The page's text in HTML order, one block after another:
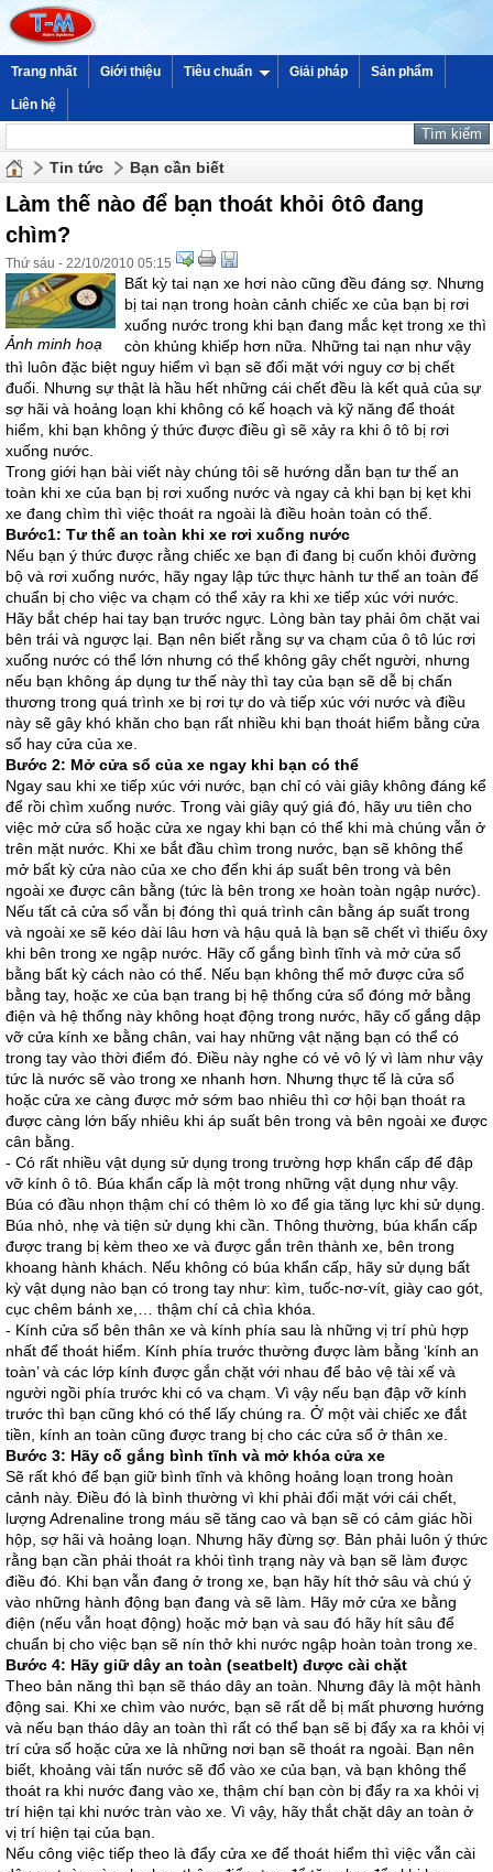
Trang nhất Giới thiệu Tiêu chuẩn Giải pháp Sản phẩm
Liên hệ
Tin tức Bạn cần biết
Làm thế nào để bạn thoát khỏi ôtô đang
chìm?
Thứ sáu - 22/10/2010 05:15
Ảnh minh hoạ
Bất kỳ tai nạn xe hơi nào cũng đều đáng sợ. Nhưng
bị tai nạn trong hoàn cảnh chiếc xe của bạn bị rơi
xuống nước trong khi bạn đang mắc kẹt trong xe thì
còn khủng khiếp hơn nữa. Những tai nạn như vậy
thì luôn đặc biệt nguy hiểm vì bạn sẽ đối mặt với nguy cơ bị chết
đuối. Nhưng sự thật là hầu hết những cái chết đều là kết quả của sự
sợ hãi và hoảng loạn khi không có kế hoạch và kỹ năng để thoát
hiểm, khi bạn không ý thức được điều gì sẽ xảy ra khi ô tô bị rơi
xuống nước.
Trong giới hạn bài viết này chúng tôi sẽ hướng dẫn bạn tư thế an
toàn khi xe của bạn bị rơi xuống nước và ngay cả khi bạn bị kẹt khi
xe đang chìm thì việc thoát ra ngoài là điều hoàn toàn có thể.
Bước1: Tư thế an toàn khi xe rơi xuống nước
Nếu bạn ý thức được rằng chiếc xe bạn đi đang bị cuốn khỏi đường
bộ và rơi xuống nước, hãy ngay lập tức thực hành tư thế an toàn để
chuẩn bị cho việc va chạm có thể xảy ra khi xe tiếp xúc với nước.
Hãy bắt chép hai tay bạn trước ngực. Lòng bàn tay phải ôm chặt vai
bên trái và ngược lại. Bạn nên biết rằng sự va chạm của ô tô lúc rơi
xuống nước có thể lớn nhưng có thể không gây chết người, nhưng
nếu bạn không áp dụng tư thế này thì tay của bạn sẽ dễ bị chấn
thương trong quá trình xe bị rơi tự do và tiếp xúc với nước và điều
này sẽ gây khó khăn cho bạn rất nhiều khi bạn thoát hiểm bằng cửa
sổ hay cửa của xe.
Bước 2: Mở cửa sổ của xe ngay khi bạn có thể
Ngay sau khi xe tiếp xúc với nước, bạn chỉ có vài giây không đáng kể
để rồi chìm xuống nước. Trong vài giây quý giá đó, hãy ưu tiên cho
việc mở cửa sổ hoặc cửa xe ngay khi bạn có thể khi mà chúng vẫn ở
trên mặt nước. Khi xe bắt đầu chìm trong nước, bạn sẽ không thể
mở bất kỳ cửa nào của xe cho đến khi áp suất bên trong và bên
ngoài xe được cân bằng (tức là bên trong xe hoàn toàn ngập nước).
Nếu tất cả cửa sổ vẫn bị đóng thì quá trình cân bằng áp suất trong
và ngoài xe sẽ kéo dài lâu hơn và hậu quả là bạn sẽ chết vì thiếu ôxy
khi bên trong xe ngập nước. Hãy cố gắng bình tĩnh và mở cửa sổ
bằng bất kỳ cách nào có thể. Nếu bạn không thể mở được cửa sổ
bằng tay, hoặc xe của bạn trang bị hệ thống cửa sổ đóng mở bằng
điện và hệ thống này không hoạt động trong nước, hãy cố gắng dập
vỡ cửa kính xe bằng chân, vai hay những vật nặng bạn có thể có
trong tay vào thời điểm đó. Điều này nghe có vẻ vô lý vì làm như vậy
tức là nước sẽ vào trong xe nhanh hơn. Nhưng thực tế là cửa sổ
hoặc cửa xe càng được mở sớm bao nhiêu thì cơ hội bạn thoát ra
được càng lớn bấy nhiêu khi áp suất bên trong và bên ngoài xe được
cân bằng.
- Có rất nhiều vật dụng sử dụng trong trường hợp khẩn cấp để đập
vỡ kính ô tô. Búa khẩn cấp là một trong những vật dụng như vậy.
Búa có đầu nhọn thậm chí có thêm lò xo để gia tăng lực khi sử dụng.
Búa nhỏ, nhẹ và tiện sử dụng khi cần. Thông thường, búa khẩn cấp
được trang bị kèm theo xe và được gắn trên thành xe, bên trong
khoang hành khách. Nếu không có búa khẩn cấp, hãy sử dụng bất
kỳ vật dụng nào bạn có trong tay như: kìm, tuốc-nơ-vít, giày cao gót,
cục chêm bánh xe,… thậm chí cả chìa khóa.
- Kính cửa sổ bên thân xe và kính phía sau là những vị trí phù hợp
nhất để thoát hiểm. Kính phía trước thường được làm bằng ‘kính an
toàn’ và các lớp kính được gắn chặt với nhau để bảo vệ tài xế và
người ngồi phía trước khi có va chạm. Vì vậy nếu bạn đập vỡ kính
trước thì bạn cũng khó có thể lấy chúng ra. Ở một vài chiếc xe đắt
tiền, kính an toàn cũng được trang bị cho các cửa sổ ở thân xe.
Bước 3: Hãy cố gắng bình tĩnh và mở khóa cửa xe
Sẽ rất khó để bạn giữ bình tĩnh và không hoảng loạn trong hoàn
cảnh này. Điều đó là bình thường vì khi phải đối mặt với cái chết,
lượng Adrenaline trong máu sẽ tăng cao và bạn sẽ có cảm giác hồi
hộp, sợ hãi và hoảng loạn. Nhưng hãy đừng sợ. Bản phải luôn ý thức
rằng bạn cần phải thoát ra khỏi tình trạng này và bạn sẽ làm được
điều đó. Khi bạn vẫn đang ở trong xe, bạn hãy hít thở sâu và chú ý
vào những hành động bạn đang và sẽ làm. Hãy mở cửa xe bằng
điện (nếu vẫn hoạt động) hoặc mở bạn và sau đó hãy hít sâu để
chuẩn bị cho việc bạn sẽ nín thở khi nước ngập hoàn toàn trong xe.
Bước 4: Hãy giữ dây an toàn (seatbelt) được cài chặt
Theo bản năng thì bạn sẽ tháo dây an toàn. Nhưng đây là một hành
động sai. Khi xe chìm vào nước, bạn sẽ rất dễ bị mất phương hướng
và nếu bạn tháo dây an toàn thì rất có thể bạn sẽ bị đẩy xa ra khỏi vị
trí cửa sổ hoặc cửa xe là những nơi bạn sẽ thoát ra ngoài. Bạn nên
biết, khoảng vài tấn nước sẽ đổ vào xe của bạn, và bạn không thể
thoát ra khi nước đang vào xe, thậm chí bạn còn bị đẩy ra xa khỏi vị
trí hiện tại khi nước tràn vào xe. Vì vậy, hãy thắt chặt dây an toàn ở
vị trí hiện tại của bạn.
Nếu công việc tiếp theo là đẩy cửa xe để thoát hiểm thì việc vẫn cài